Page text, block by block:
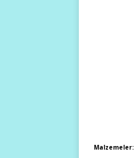
Malzemeler: